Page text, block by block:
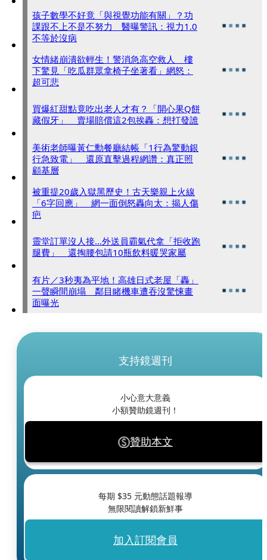
孩子數學不好竟「與視覺功能有關」？功
課跟不上不是不努力 醫曝警訊：視力1.0
不等於沒病
女情緒崩潰欲輕生！警消急高空救人 樓
下驚見「吃瓜群眾拿椅子坐著看」網怒：
超可悲
買爆紅甜點竟吃出老人才有？「開心果Q餅
藏假牙」 賣場賠償這2包挨轟：想打發誰
美術老師曝黃仁勳餐廳結帳「1行為驚動銀
行急致電」 還原直擊過程網讚：真正照
顧基層
被重提20歲入獄黑歷史！古天樂親上火線
「6字回應」 網一面倒怒轟向太：揭人傷
疤
靈堂訂單沒人接...外送員霸氣代拿「拒收跑
腿費」 還掏腰包請10瓶飲料暖哭家屬
有片／3秒夷為平地！高雄日式老屋「轟」
一聲瞬間崩塌 鄰目睹機車遭吞沒驚悚畫
面曝光
支持鏡週刊
小心意大意義
小額贊助鏡週刊！
贊助本文
每期 $35 元動態話題報導
無限閱讀解鎖新鮮事
加入訂閱會員